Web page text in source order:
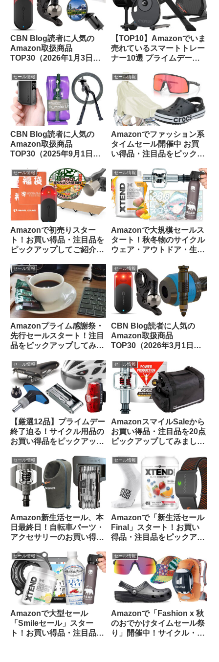
CBN Blog読者に人気の
Amazon取扱商品
TOP30（2026年1月3日
【TOP10】Amazonでいま
売れているスマートトレー
ナー10選 プライムデーセ
セール情報
CBN Blog読者に人気の
Amazon取扱商品
TOP30（2025年9月1日
セール情報
Amazonでファッション系
タイムセール開催中 お買
い得品・注目品をピックア
で】
セール情報
Amazonで初売りスター
ト！お買い得品・注目品を
ピックアップしてご紹介し
セール情報
Amazonで大規模セールス
タート！秋冬物のサイクル
ウェア・アウトドア・生活
クアップしてみました
セール情報
Amazonプライム感謝祭・
先行セールスタート！注目
品をピックアップしてみま
セール情報
CBN Blog読者に人気の
Amazon取扱商品
TOP30（2026年3月1日
セール情報
【厳選12品】プライムデー
終了迫る！サイクル用品の
お買い得品をピックアップ
セール情報
AmazonスマイルSaleから
お買い得品・注目品を20点
ピックアップしてみました
品】
セール情報
Amazon新生活セール、本
日最終日！自転車パーツ・
アクセサリーのお買い得品
します
セール情報
Amazonで「新生活セール
Final」スタート！お買い
得品・注目品をピックアッ
セール情報
Amazonで大型セール
「Smileセール」スター
ト！お買い得品・注目品を
セール情報
Amazonで「Fashion x 秋
のおでかけタイムセール祭
り」開催中！サイクル・ア